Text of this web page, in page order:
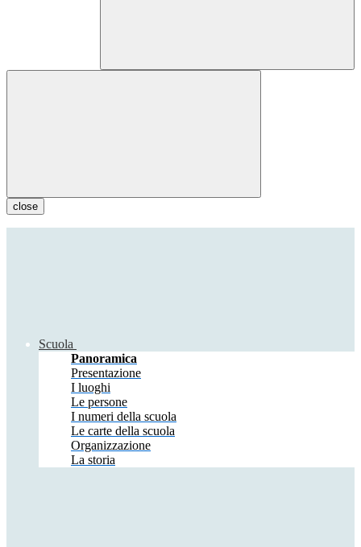
close
Scuola
Panoramica
Presentazione
I luoghi
Le persone
I numeri della scuola
Le carte della scuola
Organizzazione
La storia